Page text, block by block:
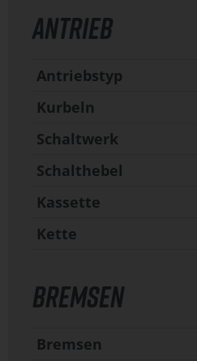
ANTRIEB
Antriebstyp
Kurbeln
Schaltwerk
Schalthebel
Kassette
Kette
BREMSEN
Bremsen